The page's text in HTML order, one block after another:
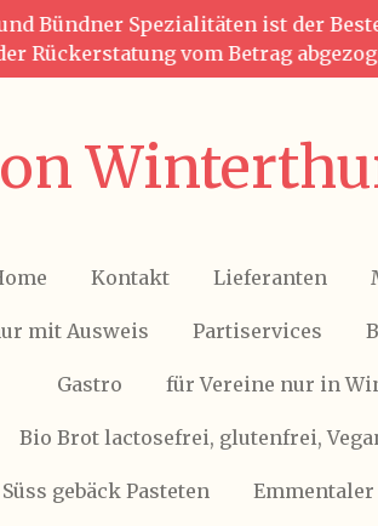
Bündner Spezialitäten ist der
Rückerstatung vom Betrag
Kontakt Lieferanten
mit Ausweis Partiservices
Gastro für Vereine nur in
Bio Brot lactosefrei, glutenfrei,
gebäck Pasteten